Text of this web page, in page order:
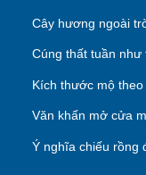
Cây hương ngoài
Cúng thất tuần như
Kích thước mộ
Văn khấn mở cửa
Ý nghĩa chiếu rồng